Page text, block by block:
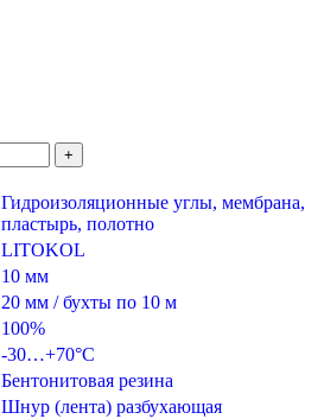
Гидроизоляционные углы, мембрана,
пластырь, полотно
LITOKOL
10 мм
20 мм / бухты по 10 м
100%
-30…+70°C
Бентонитовая резина
Шнур (лента) разбухающая